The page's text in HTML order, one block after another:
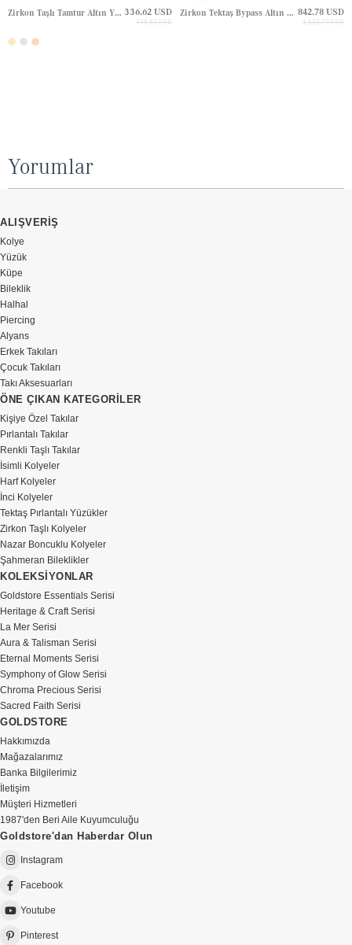
Zirkon Taşlı Tamtur Altın Yüzük 336.62 USD
448.82 USD
Zirkon Tektaş Bypass Altın Yüzük 842.78 USD
1,123.70 USD
Yorumlar
ALIŞVERİŞ
Kolye
Yüzük
Küpe
Bileklik
Halhal
Piercing
Alyans
Erkek Takıları
Çocuk Takıları
Takı Aksesuarları
ÖNE ÇIKAN KATEGORİLER
Kişiye Özel Takılar
Pırlantalı Takılar
Renkli Taşlı Takılar
İsimli Kolyeler
Harf Kolyeler
İnci Kolyeler
Tektaş Pırlantalı Yüzükler
Zirkon Taşlı Kolyeler
Nazar Boncuklu Kolyeler
Şahmeran Bileklikler
KOLEKSİYONLAR
Goldstore Essentials Serisi
Heritage & Craft Serisi
La Mer Serisi
Aura & Talisman Serisi
Eternal Moments Serisi
Symphony of Glow Serisi
Chroma Precious Serisi
Sacred Faith Serisi
GOLDSTORE
Hakkımızda
Mağazalarımız
Banka Bilgilerimiz
İletişim
Müşteri Hizmetleri
1987'den Beri Aile Kuyumculuğu
Goldstore'dan Haberdar Olun
Instagram
Facebook
Youtube
Pinterest